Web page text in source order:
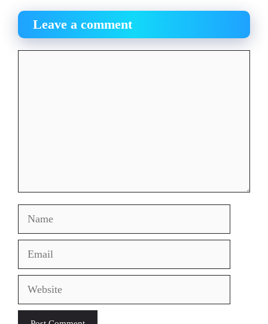
Leave a comment
Name
Email
Website